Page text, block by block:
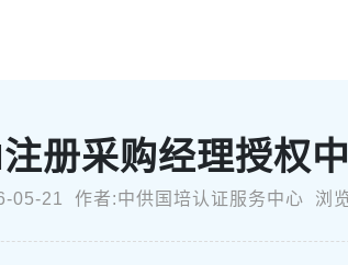
册采购经理授权
05-21 作者:中供国培认证服务中心 浏